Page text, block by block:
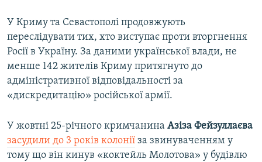
У Криму та Севастополі продовжують
переслідувати тих, хто виступає проти вторгнення
Росії в Україну. За даними української влади, не
менше 142 жителів Криму притягнуто до
адміністративної відповідальності за
«дискредитацію» російської армії.
У жовтні 25-річного кримчанина Азіза Фейзуллаєва
засудили до 3 років колонії за звинуваченням у
тому що він кинув «коктейль Молотова» у будівлю